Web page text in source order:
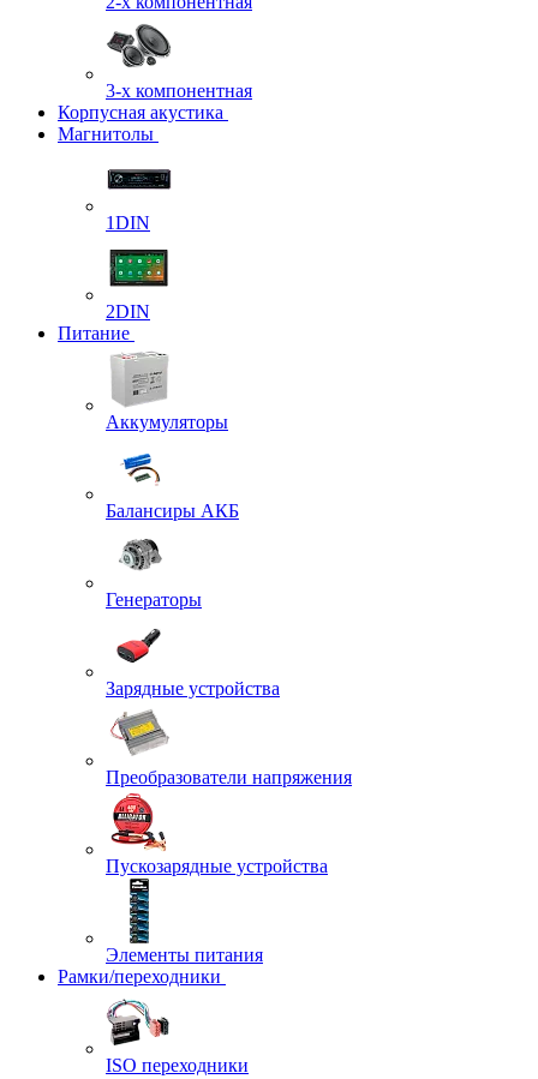
3-х компонентная
Корпусная акустика
Магнитолы
1DIN
2DIN
Питание
Аккумуляторы
Балансиры АКБ
Генераторы
Зарядные устройства
Преобразователи напряжения
Пускозарядные устройства
Элементы питания
Рамки/переходники
ISO переходники